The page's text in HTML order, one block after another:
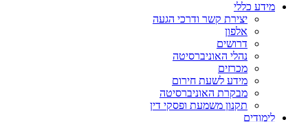
מידע כללי
יצירת קשר ודרכי הגעה
אלפון
דרושים
נהלי האוניברסיטה
מכרזים
מידע לשעת חירום
מבקרת האוניברסיטה
תקנון משמעת ופסקי דין
לימודים